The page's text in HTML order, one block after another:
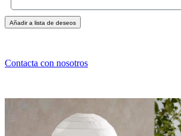
Añadir a lista de deseos
Contacta con nosotros